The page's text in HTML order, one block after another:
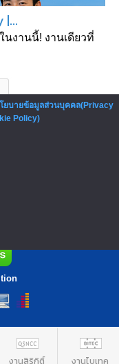
|...
งานนี้! งานเดียวที่
ยบายข้อมูลส่วนบุคคล(Privacy
Policy)
งานสิริกิติ์ งานไบเทค